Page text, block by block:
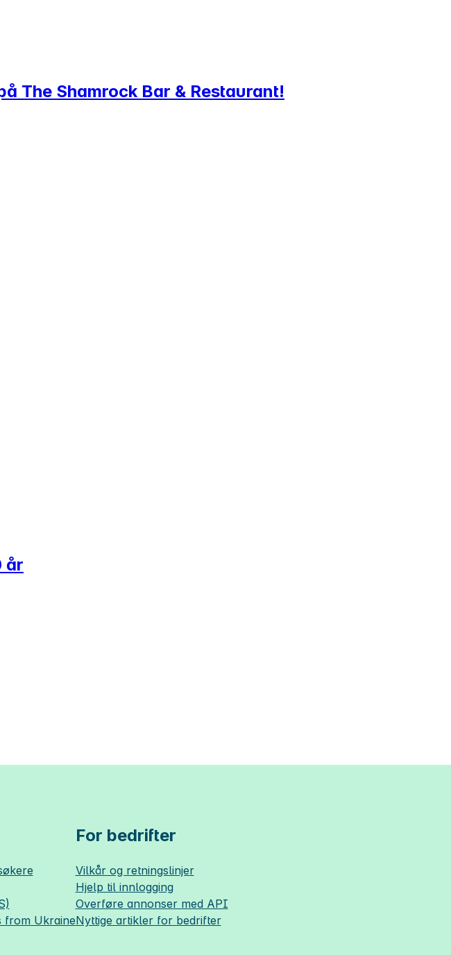
The Shamrock Bar & Restaurant!
år
from Ukraine
For bedrifter
Vilkår og retningslinjer
Hjelp til innlogging
Overføre annonser med API
Nyttige artikler for bedrifter